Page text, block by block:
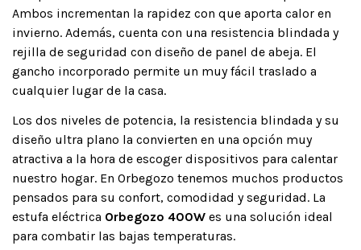
Ambos incrementan la rapidez con que aporta calor en
invierno. Además, cuenta con una resistencia blindada y
rejilla de seguridad con diseño de panel de abeja. El
gancho incorporado permite un muy fácil traslado a
cualquier lugar de la casa.
Los dos niveles de potencia, la resistencia blindada y su
diseño ultra plano la convierten en una opción muy
atractiva a la hora de escoger dispositivos para calentar
nuestro hogar. En Orbegozo tenemos muchos productos
pensados para su confort, comodidad y seguridad. La
estufa eléctrica Orbegozo 400W es una solución ideal
para combatir las bajas temperaturas.